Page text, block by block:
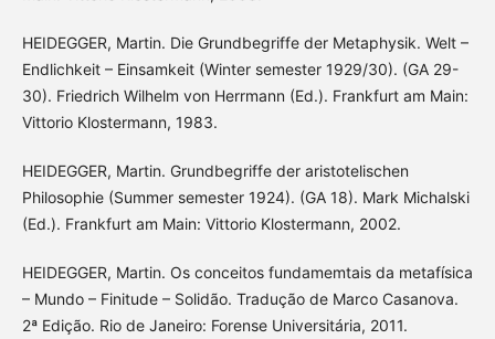
HEIDEGGER, Martin. Die Grundbegriffe der Metaphysik. Welt –
Endlichkeit – Einsamkeit (Winter semester 1929/30). (GA 29-
30). Friedrich Wilhelm von Herrmann (Ed.). Frankfurt am Main:
Vittorio Klostermann, 1983.
HEIDEGGER, Martin. Grundbegriffe der aristotelischen
Philosophie (Summer semester 1924). (GA 18). Mark Michalski
(Ed.). Frankfurt am Main: Vittorio Klostermann, 2002.
HEIDEGGER, Martin. Os conceitos fundamemtais da metafísica
– Mundo – Finitude – Solidão. Tradução de Marco Casanova.
2ª Edição. Rio de Janeiro: Forense Universitária, 2011.